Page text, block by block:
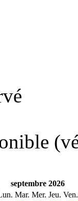
septembre 2026
Mar. Mer. Jeu. Ven.